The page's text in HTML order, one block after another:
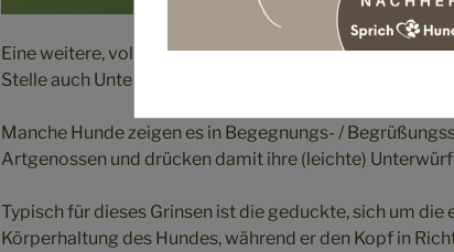
Eine weitere, vollkommen andere Art des Zähne
Stelle auch Unterwürfigkeitsgrinsen genannt wird.
Manche Hunde zeigen es in Begegnungs- /
Artgenossen und drücken damit ihre (leichte)
Typisch für dieses Grinsen ist die geduckte, sich um
Körperhaltung des Hundes, während er den Kopf in